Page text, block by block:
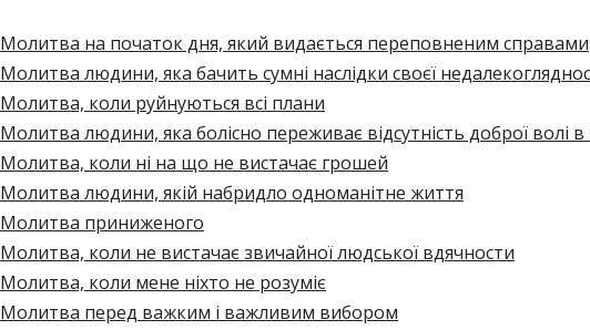
Молитва на початок дня, який видається переповненим справами
Молитва людини, яка бачить сумні наслідки своєї
Молитва, коли руйнуються всі плани
Молитва людини, яка болісно переживає відсутність доброї волі в
Молитва, коли ні на що не вистачає грошей
Молитва людини, якій набридло одноманітне життя
Молитва приниженого
Молитва, коли не вистачає звичайної людської вдячности
Молитва, коли мене ніхто не розуміє
Молитва перед важким і важливим вибором